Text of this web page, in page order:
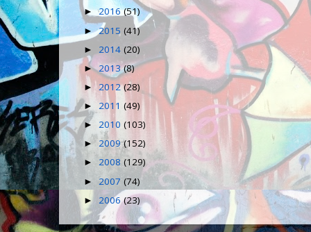
►2016(51)
►2015 (41)
► 2014 (20)
►2013(8)
► 2012(28)
► 2011 (49)
► 2010 (103)
► 2009(152)
► 2008 (129)
► 2007(74)
► 2006(23)